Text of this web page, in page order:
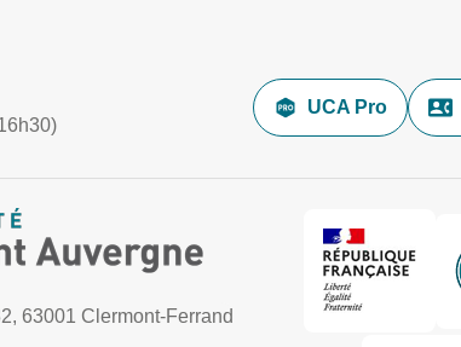
UCA Pro
63001 Clermont-Ferrand